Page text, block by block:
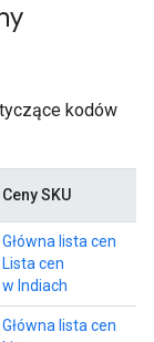
kodów
Ceny SKU
Główna lista cen
Lista cen
w Indiach
Główna lista cen